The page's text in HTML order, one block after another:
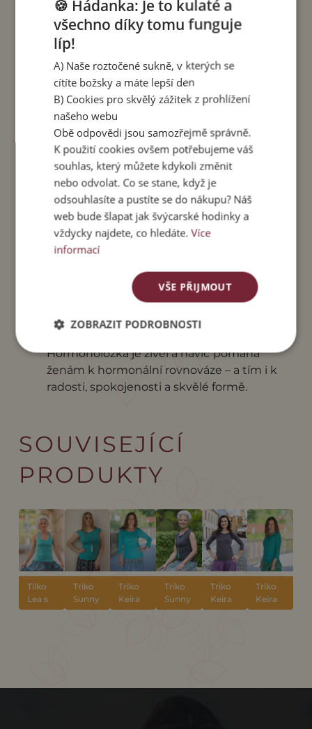
Velikost M- vhodná pro velikosti S a M. Délka
sukně 100 cm. Obvod pasu v klidu 68 cm.
Maximální obvod pasu 100 cm.
Velikost L- vhodná pro velikosti L a XL.Délka
sukně 110 cm. Obvod pasu v klidu 70 cm.
Maximální obvod pasu 115 cm.
: 100 % viskóza, vosková batika. Lem: 90
% viskóza + 10% spandex.
Perte v pračce do 40 stupňů, sušte v
sušičce nebo naruby v polostínu. Kvůli možnému
vyšisování nesušte na přímém slunci.
Čtení ke kávě:
Jak to vidí stylistka – o barvách, křivkách a
tipech, jak nosit pachasukně se stylistkou
Hormonoložka je živel a navíc pomáhá
ženám k hormonální rovnováze – a tím i k
radosti, spokojenosti a skvělé formě.
SOUVISEJÍCÍ
PRODUKTY
Tílko
Lea s
všitou
Triko
Sunny
"Tosca"
Triko
Keira
"Tosca"
Triko
Sunny
"Deep
Triko
Keira
"Deep
Triko
Keira
"Jade"
🍪 Hádanka: Je to kulaté a
všechno díky tomu funguje
líp!
A) Naše roztočené sukně, v kterých se
cítíte božsky a máte lepší den
B) Cookies pro skvělý zážitek z prohlížení
našeho webu
Obě odpovědi jsou samozřejmě správně.
K použití cookies ovšem potřebujeme váš
souhlas, který můžete kdykoli změnit
nebo odvolat. Co se stane, když je
odsouhlasíte a pustíte se do nákupu? Náš
web bude šlapat jak švýcarské hodinky a
vždycky najdete, co hledáte.Více
informací
VŠE PŘIJMOUT
ZOBRAZIT PODROBNOSTI